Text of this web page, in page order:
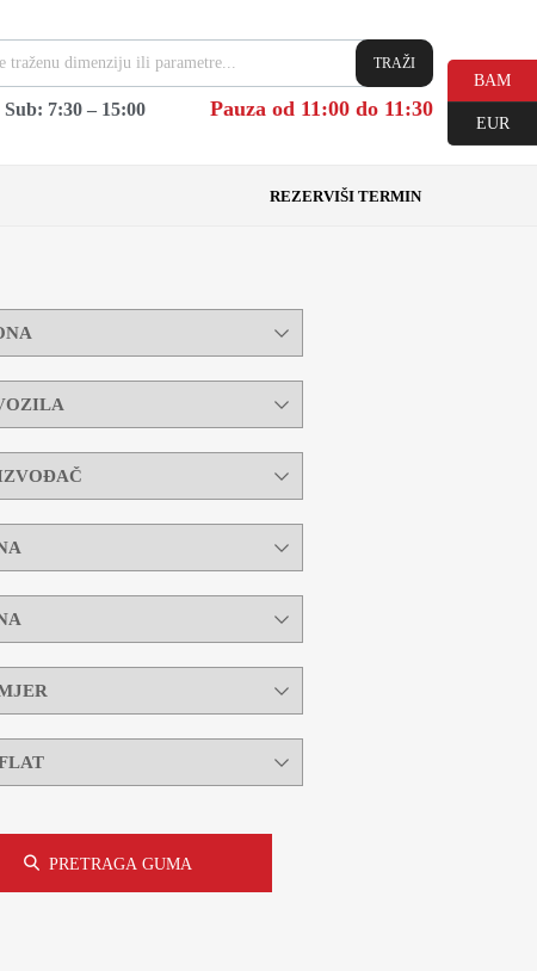
TRAŽI
Sub: 7:30 – 15:00 Pauza od 11:00 do 11:30
REZERVIŠI TERMIN
PRETRAGA GUMA
BAM
EUR